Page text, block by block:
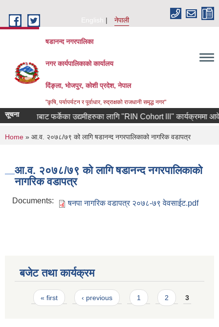
English
नेपाली
षडानन्द नगरपालिका
नगर कार्यपालिकाको कार्यालय
दिंङ्ला, भोजपुर, कोशी प्रदेश, नेपाल
"कृषि, पर्यापर्यटन र पूर्वाधार, रुद्राक्षको राजधानी समृद्ध नगर"
सूचनाकोरियाबाट फर्केका उद्यमीहरुका लागि "RIN Cohort lll" कार्यक्रममा
You are here
Home » आ.व. २०७८/७९ को लागि षडानन्द नगरपालिकाको नागरिक वडापत्र
आ.व. २०७८/७९ को लागि षडानन्द नगरपालिकाको
नागरिक वडापत्र
Documents: षनपा नागरिक वडापत्र २०७८-७९ वेवसाईट.pdf
बजेट तथा कार्यक्रम
Pages
« first ‹ previous 1 2 3